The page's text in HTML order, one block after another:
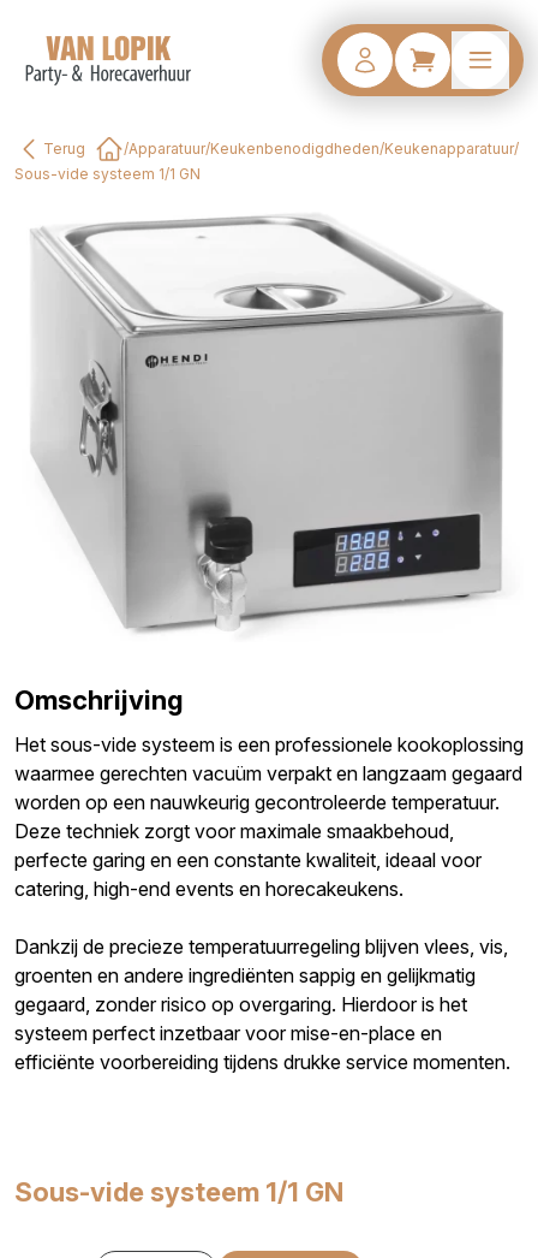
Terug
Home
/Apparatuur/Keukenbenodigdheden/Keukenapparatuur/
Sous-vide systeem 1/1 GN
Omschrijving
Het sous-vide systeem is een professionele kookoplossing
waarmee gerechten vacuüm verpakt en langzaam gegaard
worden op een nauwkeurig gecontroleerde temperatuur.
Deze techniek zorgt voor maximale smaakbehoud,
perfecte garing en een constante kwaliteit, ideaal voor
catering, high-end events en horecakeukens.
Dankzij de precieze temperatuurregeling blijven vlees, vis,
groenten en andere ingrediënten sappig en gelijkmatig
gegaard, zonder risico op overgaring. Hierdoor is het
systeem perfect inzetbaar voor mise-en-place en
efficiënte voorbereiding tijdens drukke service momenten.
Sous-vide systeem 1/1 GN